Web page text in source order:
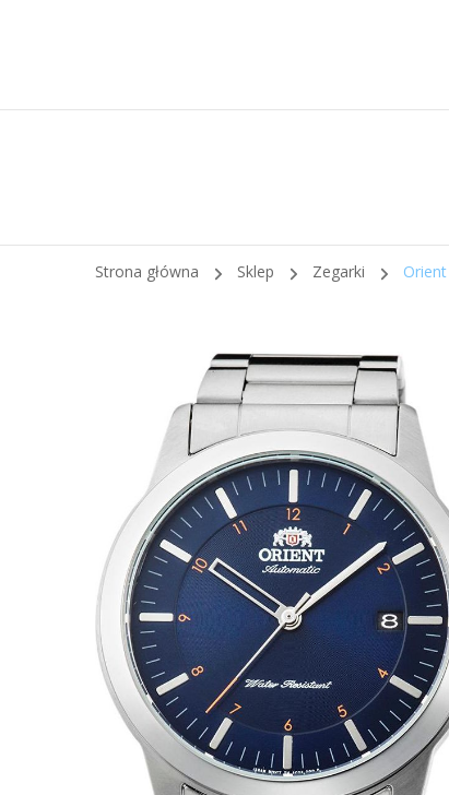
Strona główna Sklep Zegarki